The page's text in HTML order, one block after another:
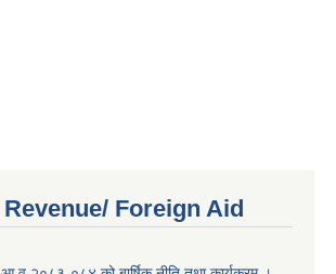
Revenue/ Foreign Aid